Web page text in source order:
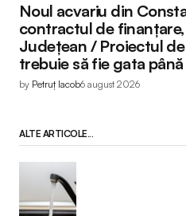
Noul acvariu din
contractul de
Județean / Proiectul
trebuie să fie gata
by Petruț Iacob6 august 2026
ALTE ARTICOLE...